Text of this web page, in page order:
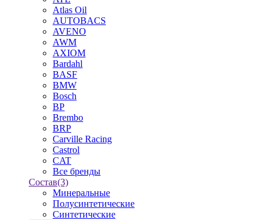
Atlas Oil
AUTOBACS
AVENO
AWM
AXIOM
Bardahl
BASF
BMW
Bosch
BP
Brembo
BRP
Carville Racing
Castrol
CAT
Все бренды
Состав(3)
Минеральные
Полусинтетические
Синтетические